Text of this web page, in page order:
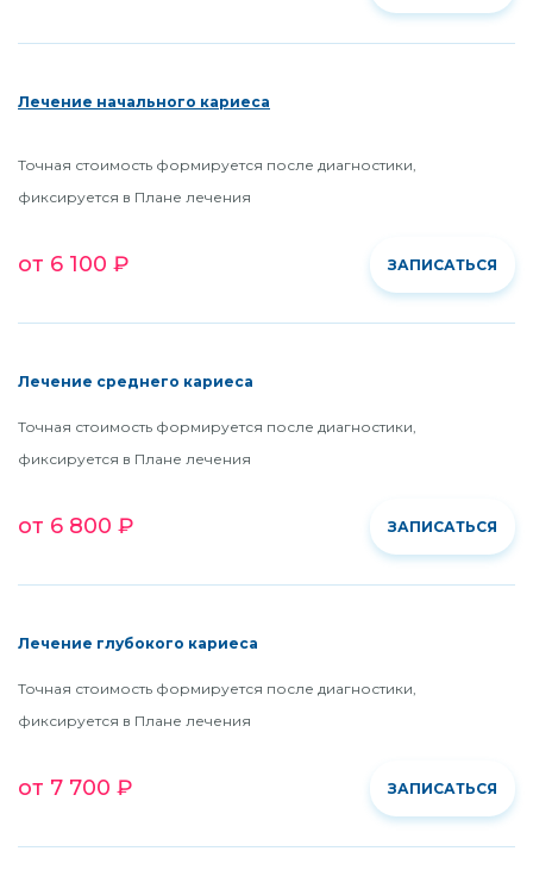
Лечение начального кариеса
Точная стоимость формируется после диагностики,
фиксируется в Плане лечения
от 6 100 ₽ ЗАПИСАТЬСЯ
Лечение среднего кариеса
Точная стоимость формируется после диагностики,
фиксируется в Плане лечения
от 6 800 ₽ ЗАПИСАТЬСЯ
Лечение глубокого кариеса
Точная стоимость формируется после диагностики,
фиксируется в Плане лечения
от 7 700 ₽ ЗАПИСАТЬСЯ